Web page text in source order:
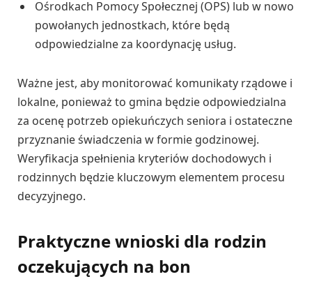
Ośrodkach Pomocy Społecznej (OPS) lub w nowo
powołanych jednostkach, które będą
odpowiedzialne za koordynację usług.
Ważne jest, aby monitorować komunikaty rządowe i
lokalne, ponieważ to gmina będzie odpowiedzialna
za ocenę potrzeb opiekuńczych seniora i ostateczne
przyznanie świadczenia w formie godzinowej.
Weryfikacja spełnienia kryteriów dochodowych i
rodzinnych będzie kluczowym elementem procesu
decyzyjnego.
Praktyczne wnioski dla rodzin
oczekujących na bon